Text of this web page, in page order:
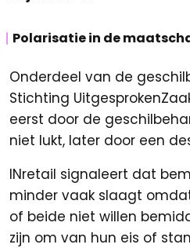
Onderdeel van de
Stichting
eerst door de
niet lukt, later door een
INretail signaleert dat
minder vaak slaagt
of beide niet willen
zijn om van hun eis of
Polarisatie in de